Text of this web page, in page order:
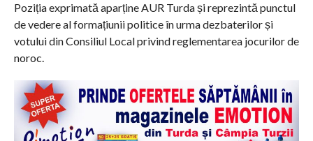
Poziția exprimată aparține AUR Turda și reprezintă punctul
de vedere al formațiunii politice în urma dezbaterilor și
votului din Consiliul Local privind reglementarea jocurilor de
noroc.